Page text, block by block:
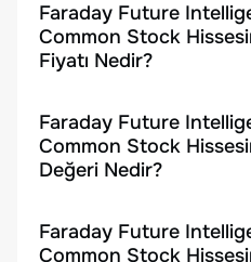
Faraday Future
Common Stock
Fiyatı Nedir?
Faraday Future
Common Stock
Değeri Nedir?
Faraday Future
Common Stock